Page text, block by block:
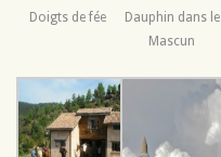
Doigts de fée
Dauphin dans le
Mascun